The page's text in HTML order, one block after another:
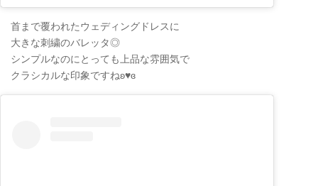
首まで覆われたウェディングドレスに
大きな刺繍のバレッタ◎
シンプルなのにとっても上品な雰囲気で
クラシカルな印象ですねʚ♥ɞ